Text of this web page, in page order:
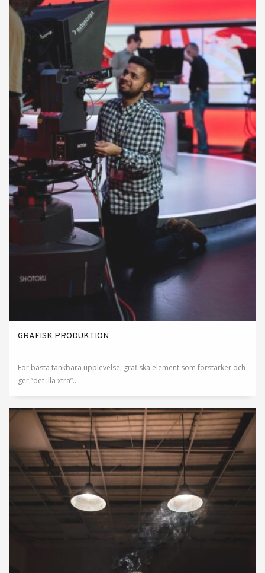
GRAFISK PRODUKTION
För bästa tänkbara upplevelse, grafiska element som förstärker och
ger ”det illa xtra”....